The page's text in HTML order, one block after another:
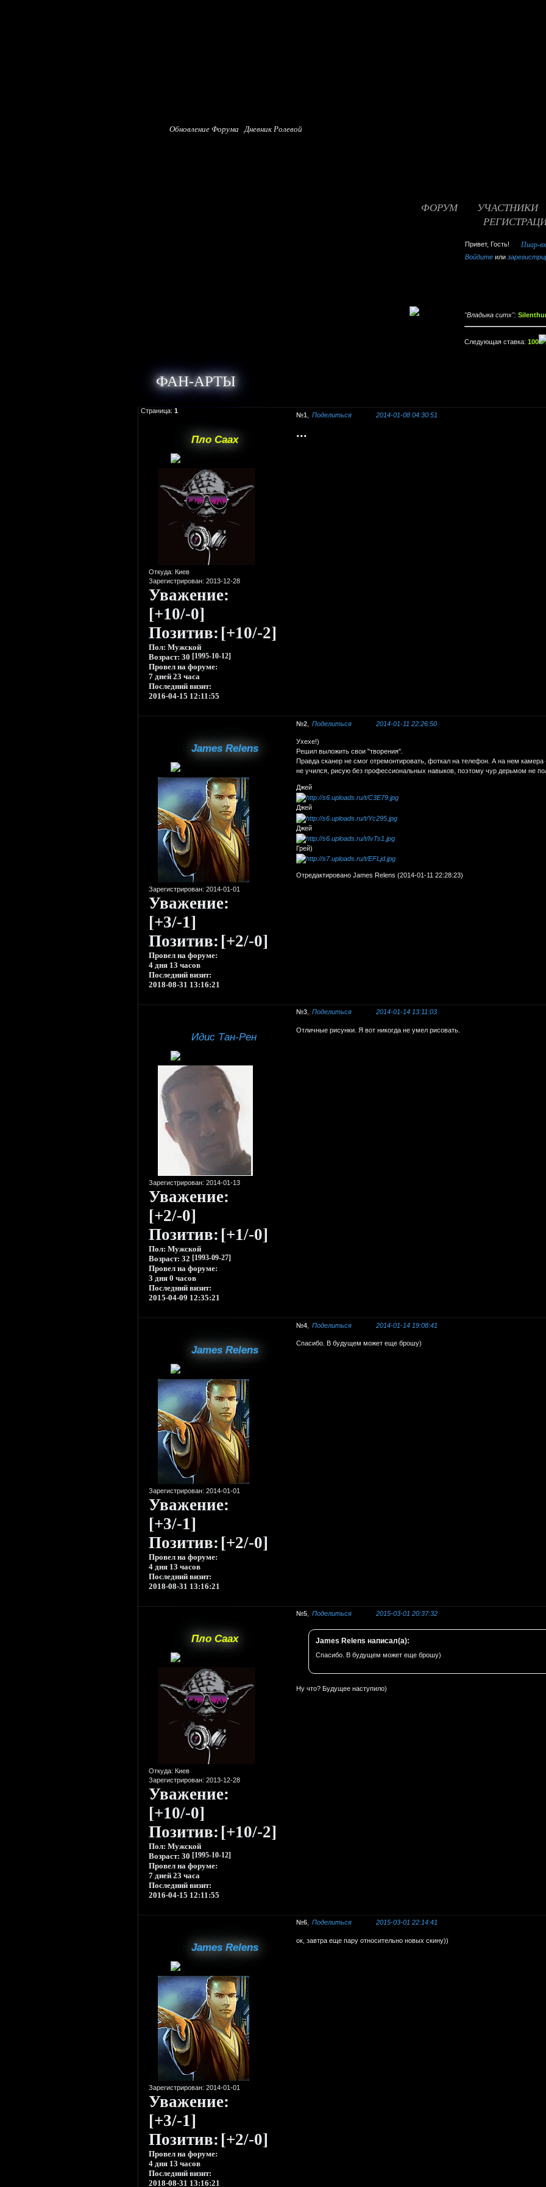
Обновление Форума Дневник Ролевой
"Владыка ситх":
Следующая ставка: 100
Пиар-
ФОРУМ
УЧАСТНИКИ
Привет, Гость!
Войдите или
ФАН-АРТЫ
Страница: 1
Поделиться
1 2014-01-08 04:30:51
Пло Саах
Откуда: Киев
Зарегистрирован: 2013-12-28
Уважение:
[+10/-0]
Позитив: [+10/-2]
Пол: Мужской
Возраст: 30 [1995-10-12]
Провел на форуме:
7 дней 23 часа
Последний визит:
2016-04-15 12:11:55
...
Поделиться
2 2014-01-11 22:26:50
James Relens
Зарегистрирован: 2014-01-01
Уважение:
[+3/-1]
Позитив: [+2/-0]
Провел на форуме:
4 дня 13 часов
Последний визит:
2018-08-31 13:16:21
Ухехе!)
Решил выложить свои "творения".
Правда сканер не смог отремонтировать, фоткал на телефон. А на нем
не учился, рисую без профессиональных навыков, поэтому чур дерьмом не
Джей
Джей
Джей
Грей)
Отредактировано James Relens (2014-01-11 22:28:23)
Поделиться
3 2014-01-14 13:11:03
Идис Тан-Рен
Зарегистрирован: 2014-01-13
Уважение:
[+2/-0]
Позитив: [+1/-0]
Пол: Мужской
Возраст: 32 [1993-09-27]
Провел на форуме:
3 дня 0 часов
Последний визит:
2015-04-09 12:35:21
Отличные рисунки. Я вот никогда не умел рисовать.
Поделиться
4 2014-01-14 19:08:41
James Relens
Зарегистрирован: 2014-01-01
Уважение:
[+3/-1]
Позитив: [+2/-0]
Провел на форуме:
4 дня 13 часов
Последний визит:
2018-08-31 13:16:21
Спасибо. В будущем может еще брошу)
Поделиться
5 2015-03-01 20:37:32
Пло Саах
Откуда: Киев
Зарегистрирован: 2013-12-28
Уважение:
[+10/-0]
Позитив: [+10/-2]
Пол: Мужской
Возраст: 30 [1995-10-12]
Провел на форуме:
7 дней 23 часа
Последний визит:
2016-04-15 12:11:55
James Relens написал(а):
Спасибо. В будущем может еще брошу)
Ну что? Будущее наступило)
Поделиться
6 2015-03-01 22:14:41
James Relens
Зарегистрирован: 2014-01-01
Уважение:
[+3/-1]
Позитив: [+2/-0]
Провел на форуме:
4 дня 13 часов
Последний визит:
2018-08-31 13:16:21
ок, завтра еще пару относительно новых скину))